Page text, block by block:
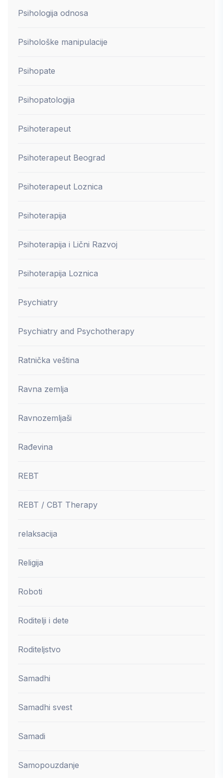
Psihologija odnosa
Psihološke manipulacije
Psihopate
Psihopatologija
Psihoterapeut
Psihoterapeut Beograd
Psihoterapeut Loznica
Psihoterapija
Psihoterapija i Lični Razvoj
Psihoterapija Loznica
Psychiatry
Psychiatry and Psychotherapy
Ratnička veština
Ravna zemlja
Ravnozemljaši
Rađevina
REBT
REBT / CBT Therapy
relaksacija
Religija
Roboti
Roditelji i dete
Roditeljstvo
Samadhi
Samadhi svest
Samadi
Samopouzdanje